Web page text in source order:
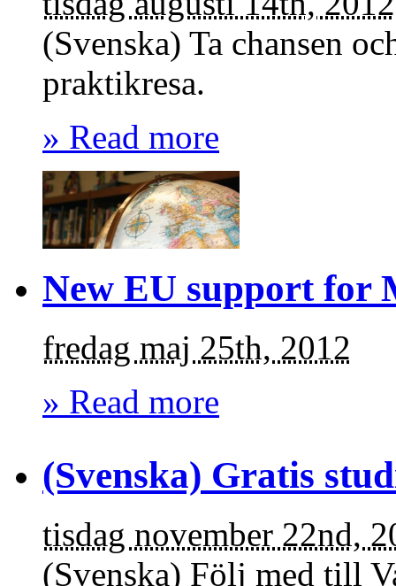
(Svenska) Ta chansen
praktikresa.
» Read more
New EU support for
fredag maj 25th, 2012
» Read more
(Svenska) Gratis
tisdag november 22nd,
(Svenska) Följ med till